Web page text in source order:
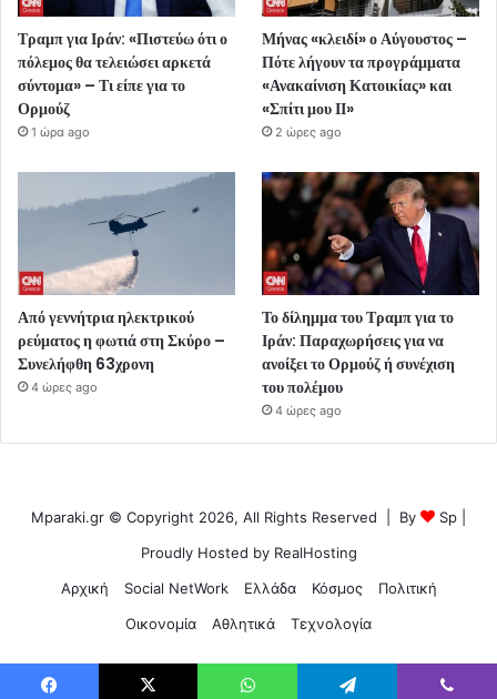
Τραμπ για Ιράν: «Πιστεύω ότι ο
πόλεμος θα τελειώσει αρκετά
σύντομα» – Τι είπε για το
Ορμούζ
1 ώρα ago
Μήνας «κλειδί» ο Αύγουστος –
Πότε λήγουν τα προγράμματα
«Ανακαίνιση Κατοικίας» και
«Σπίτι μου ΙΙ»
2 ώρες ago
Από γεννήτρια ηλεκτρικού
ρεύματος η φωτιά στη Σκύρο –
Συνελήφθη 63χρονη
4 ώρες ago
Το δίλημμα του Τραμπ για το
Ιράν: Παραχωρήσεις για να
ανοίξει το Ορμούζ ή συνέχιση
του πολέμου
4 ώρες ago
Mparaki.gr © Copyright 2026, All Rights Reserved | By Sp
Proudly Hosted by RealHosting
Αρχική
Social NetWork Ελλάδα Κόσμος
Πολιτική
Οικονομία
Αθλητικά Τεχνολογία